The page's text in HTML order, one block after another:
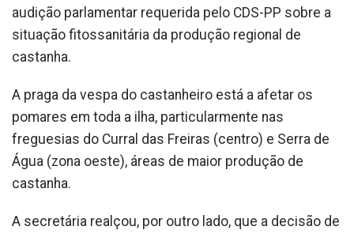
audição parlamentar requerida pelo CDS-PP sobre a
situação fitossanitária da produção regional de
castanha.
A praga da vespa do castanheiro está a afetar os
pomares em toda a ilha, particularmente nas
freguesias do Curral das Freiras (centro) e Serra de
Água (zona oeste), áreas de maior produção de
castanha.
A secretária realçou, por outro lado, que a decisão de